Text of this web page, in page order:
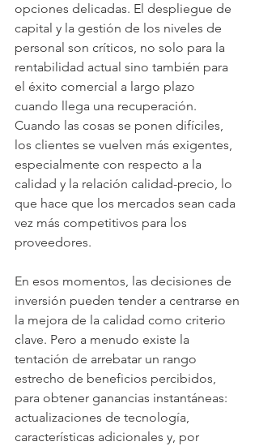
opciones delicadas. El despliegue de
capital y la gestión de los niveles de
personal son críticos, no solo para la
rentabilidad actual sino también para
el éxito comercial a largo plazo
cuando llega una recuperación.
Cuando las cosas se ponen difíciles,
los clientes se vuelven más exigentes,
especialmente con respecto a la
calidad y la relación calidad-precio, lo
que hace que los mercados sean cada
vez más competitivos para los
proveedores.
En esos momentos, las decisiones de
inversión pueden tender a centrarse en
la mejora de la calidad como criterio
clave. Pero a menudo existe la
tentación de arrebatar un rango
estrecho de beneficios percibidos,
para obtener ganancias instantáneas:
actualizaciones de tecnología,
características adicionales y, por